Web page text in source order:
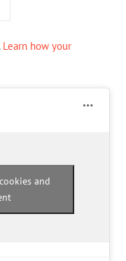
Learn how your
and